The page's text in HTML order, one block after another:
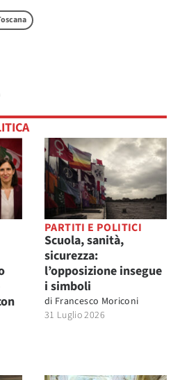
PARTITI E POLITICI
Scuola, sanità,
sicurezza:
l’opposizione insegue
i simboli
di Francesco Moriconi
31 Luglio 2026